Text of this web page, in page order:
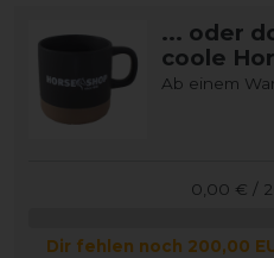
... oder
coole
Ab einem
0,00 € /
Dir fehlen noch 200,00